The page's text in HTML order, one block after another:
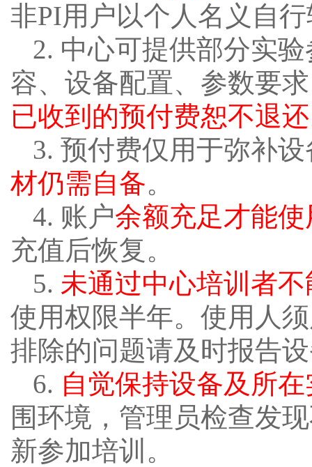
非PI用户以个人名义自
2. 中心可提供部分实
容、设备配置、参数要
已收到的预付费恕不退还
3. 预付费仅用于弥补
材仍需自备。
4. 账户余额充足才能
充值后恢复。
5. 未通过中心培训者
使用权限半年。使用人
排除的问题请及时报告
6. 自觉保持设备及所
围环境，管理员检查发
新参加培训。